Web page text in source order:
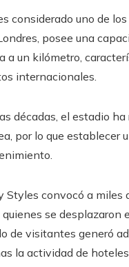
considerado uno de
posee una
a un kilómetro,
internacionales.
décadas, el estadio
por lo que establecer
Styles convocó a
se desplazaron
de visitantes generó
la actividad de